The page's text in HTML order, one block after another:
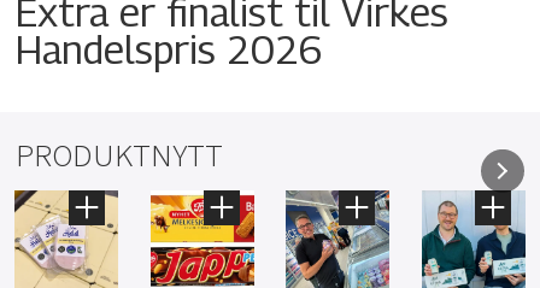
Extra er finalist til Virkes
Handelspris 2026
PRODUKTNYTT